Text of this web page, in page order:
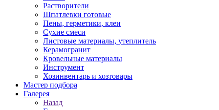
Растворители
Шпатлевки готовые
Пены, герметики, клеи
Сухие смеси
Листовые материалы, утеплитель
Керамогранит
Кровельные материалы
Инструмент
Хозинвентарь и хозтовары
Мастер подбора
Галерея
Назад